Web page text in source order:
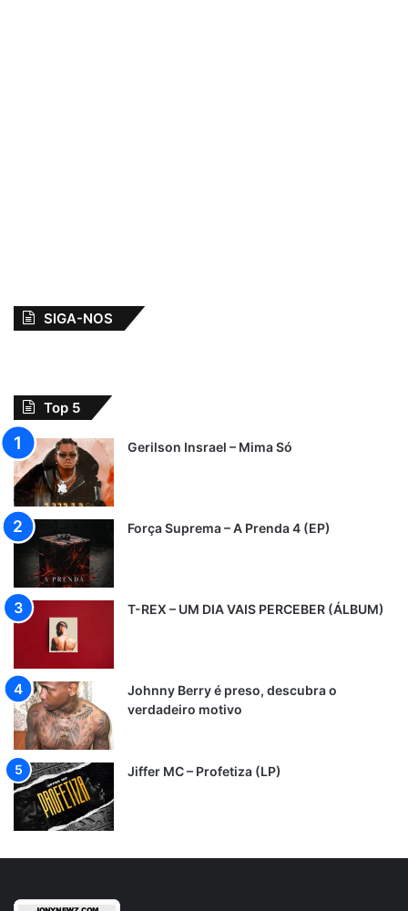
SIGA-NOS
Top 5
Gerilson Insrael – Mima Só
Força Suprema – A Prenda 4 (EP)
T-REX – UM DIA VAIS PERCEBER (ÁLBUM)
Johnny Berry é preso, descubra o
verdadeiro motivo
Jiffer MC – Profetiza (LP)